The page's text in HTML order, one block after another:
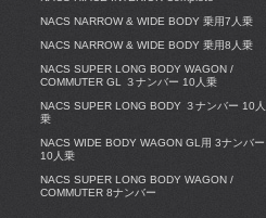
NACS NARROW & WIDE BODY 乗用7人乗
NACS NARROW & WIDE BODY 乗用8人乗
NACS SUPER LONG BODY WAGON /
COMMUTER GL ３ナンバー 10人乗
NACS SUPER LONG BODY ３ナンバー 10人
乗
NACS WIDE BODY WAGON GL用 3ナンバー
10人乗
NACS SUPER LONG BODY WAGON /
COMMUTER 8ナンバー